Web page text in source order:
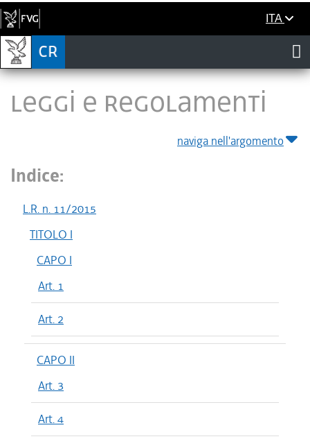
ITA
LEGGI E REGOLAMENTI
naviga nell'argomento
Indice:
L.R. n. 11/2015
TITOLO I
CAPO I
Art. 1
Art. 2
CAPO II
Art. 3
Art. 4